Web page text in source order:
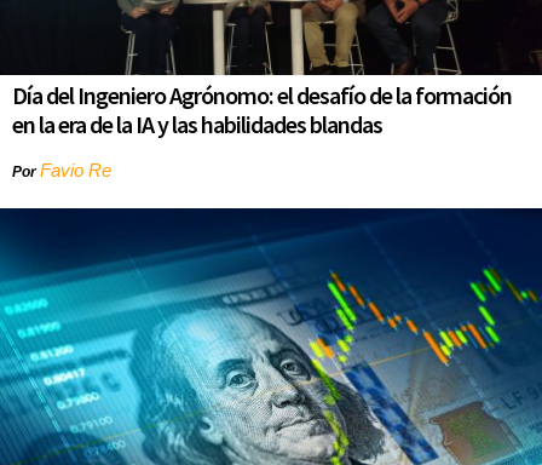
Día del Ingeniero Agrónomo: el desafío de la formación
en la era de la IA y las habilidades blandas
PorFavio Re